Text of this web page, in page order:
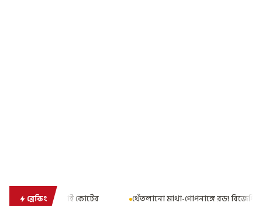
ব্রেকিংথেঁতলানো মাথা-গোপনাঙ্গে রড! বিজেপিশাসিত অসমে নাবালিকার